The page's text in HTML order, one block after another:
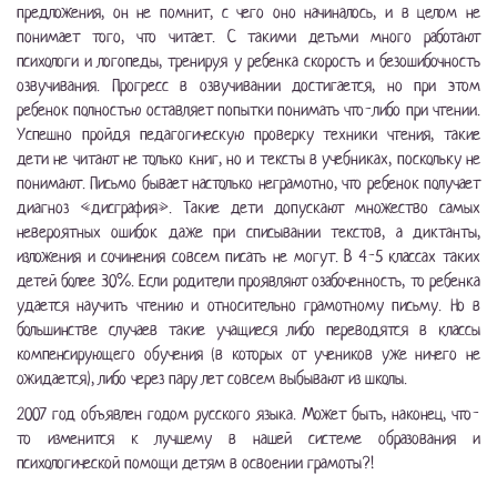
предложения, он не помнит, с чего оно начиналось, и в целом не
понимает того, что читает. С такими детьми много работают
психологи и логопеды, тренируя у ребенка скорость и безошибочность
озвучивания. Прогресс в озвучивании достигается, но при этом
ребенок полностью оставляет попытки понимать что-либо при чтении.
Успешно пройдя педагогическую проверку техники чтения, такие
дети не читают не только книг, но и тексты в учебниках, поскольку не
понимают. Письмо бывает настолько неграмотно, что ребенок получает
диагноз «дисграфия». Такие дети допускают множество самых
невероятных ошибок даже при списывании текстов, а диктанты,
изложения и сочинения совсем писать не могут. В 4-5 классах таких
детей более 30%. Если родители проявляют озабоченность, то ребенка
удается научить чтению и относительно грамотному письму. Но в
большинстве случаев такие учащиеся либо переводятся в классы
компенсирующего обучения (в которых от учеников уже ничего не
ожидается), либо через пару лет совсем выбывают из школы.
2007 год объявлен годом русского языка. Может быть, наконец, что-
то изменится к лучшему в нашей системе образования и
психологической помощи детям в освоении грамоты?!